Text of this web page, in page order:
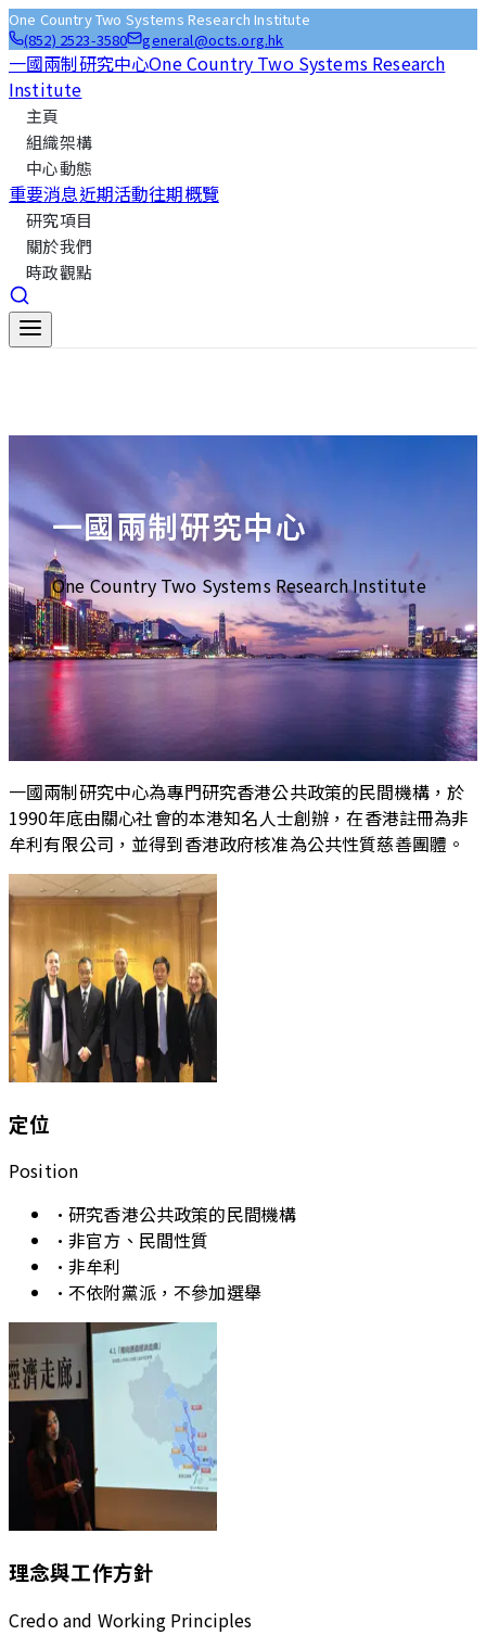
One Country Two Systems Research Institute
(852) 2523-3580
general@octs.org.hk
一國兩制研究中心One Country Two Systems Research
Institute
主頁
組織架構
中心動態
重要消息近期活動往期概覽
研究項目
關於我們
時政觀點
一國兩制研究中心
One Country Two Systems Research Institute
一國兩制研究中心為專門研究香港公共政策的民間機構，於
1990年底由關心社會的本港知名人士創辦，在香港註冊為非
牟利有限公司，並得到香港政府核准為公共性質慈善團體。
定位
Position
•研究香港公共政策的民間機構
•非官方、民間性質
•非牟利
•不依附黨派，不參加選舉
理念與工作方針
Credo and Working Principles